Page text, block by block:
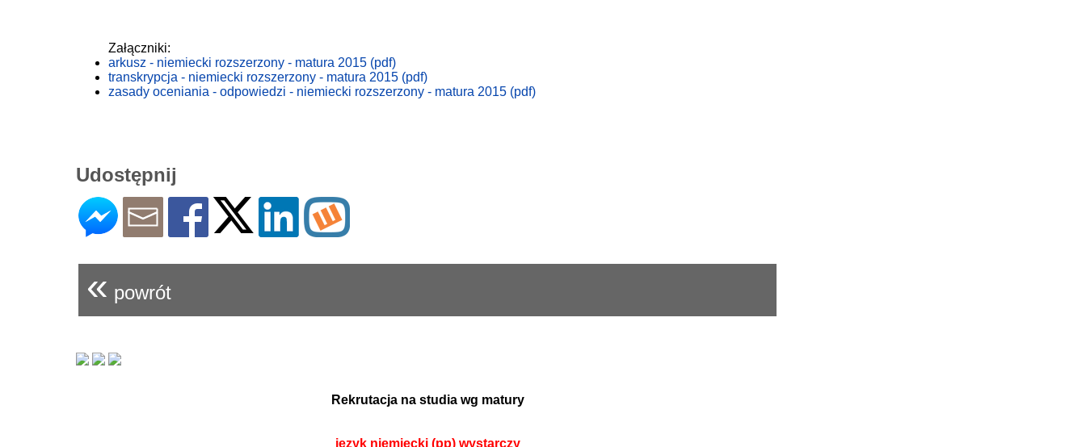
Załączniki:
arkusz - niemiecki rozszerzony - matura 2015 (pdf)
transkrypcja - niemiecki rozszerzony - matura 2015 (pdf)
zasady oceniania - odpowiedzi - niemiecki rozszerzony - matura 2015 (pdf)
Udostępnij
« powrót
Rekrutacja na studia wg matury
język niemiecki (pp) wystarczy